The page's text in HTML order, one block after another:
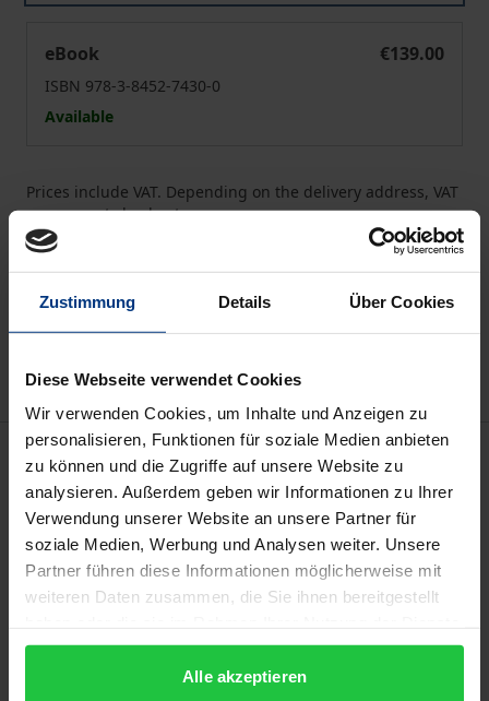
Zustimmung Details Über Cookies
Diese Webseite verwendet Cookies
Wir verwenden Cookies, um Inhalte und Anzeigen zu
personalisieren, Funktionen für soziale Medien anbieten
zu können und die Zugriffe auf unsere Website zu
analysieren. Außerdem geben wir Informationen zu Ihrer
Verwendung unserer Website an unsere Partner für
soziale Medien, Werbung und Analysen weiter. Unsere
Partner führen diese Informationen möglicherweise mit
weiteren Daten zusammen, die Sie ihnen bereitgestellt
gesammelt haben.
Alle akzeptieren
eBook
€139.00
ISBN 978-3-8452-7430-0
Available
Prices include VAT. Depending on the delivery address, VAT
may vary at checkout.
Add to Cart
Add to Wish List
Delivery cost notice
Description
Die Arbeit befasst sich in grundlegender Art und
Weise sowohl mit den verfassungsrechtlichen als
auch mit den völkerrechtlichen und
einfachgesetzlichen Implikationen des
Elternkonflikts. Unter einem Elternkonflikt versteht
der Verfasser nicht nur die konkrete